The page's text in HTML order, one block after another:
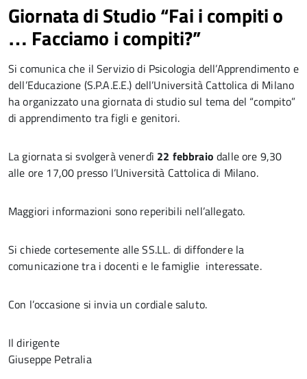
Giornata di Studio “Fai i compiti o
… Facciamo i compiti?”
Si comunica che il Servizio di Psicologia dell’Apprendimento e
dell’Educazione (S.P.A.E.E.) dell’Università Cattolica di Milano
ha organizzato una giornata di studio sul tema del “compito”
di apprendimento tra figli e genitori.
La giornata si svolgerà venerdì 22 febbraio dalle ore 9,30
alle ore 17,00 presso l’Università Cattolica di Milano.
Maggiori informazioni sono reperibili nell’allegato.
Si chiede cortesemente alle SS.LL. di diffondere la
comunicazione tra i docenti e le famiglie interessate.
Con l’occasione si invia un cordiale saluto.
Il dirigente
Giuseppe Petralia